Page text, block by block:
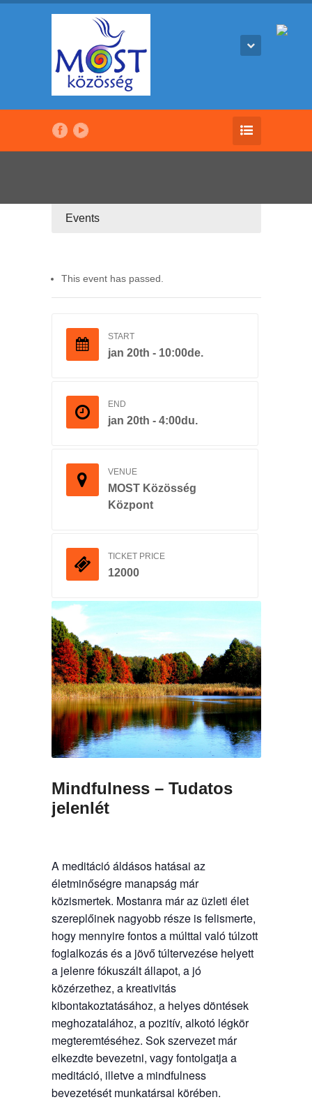
Events
This event has passed.
START
jan 20th - 10:00de.
END
jan 20th - 4:00du.
VENUE
MOST Közösség
Központ
TICKET PRICE
12000
Mindfulness – Tudatos
jelenlét
A meditáció áldásos hatásai az
életminőségre manapság már
közismertek. Mostanra már az üzleti élet
szereplőinek nagyobb része is felismerte,
hogy mennyire fontos a múlttal való túlzott
foglalkozás és a jövő túltervezése helyett
a jelenre fókuszált állapot, a jó
közérzethez, a kreativitás
kibontakoztatásához, a helyes döntések
meghozatalához, a pozitív, alkotó légkör
megteremtéséhez. Sok szervezet már
elkezdte bevezetni, vagy fontolgatja a
meditáció, illetve a mindfulness
bevezetését munkatársai körében.